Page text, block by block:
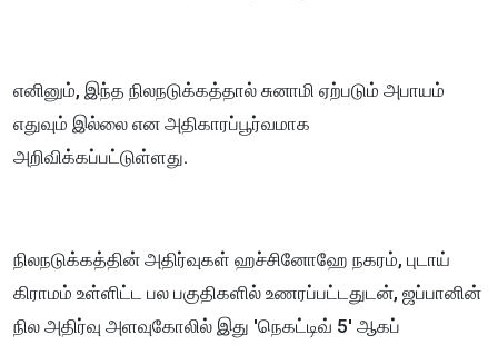
எனினும், இந்த நிலநடுக்கத்தால் சுனாமி ஏற்படும் அபாயம்
எதுவும் இல்லை என அதிகாரப்பூர்வமாக
அறிவிக்கப்பட்டுள்ளது.
நிலநடுக்கத்தின் அதிர்வுகள் ஹச்சினோஹே நகரம், புடாய்
கிராமம் உள்ளிட்ட பல பகுதிகளில் உணரப்பட்டதுடன், ஜப்பானின்
நில அதிர்வு அளவுகோலில் இது 'நெகட்டிவ் 5' ஆகப்